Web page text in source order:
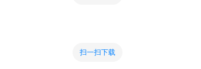
扫一扫下载